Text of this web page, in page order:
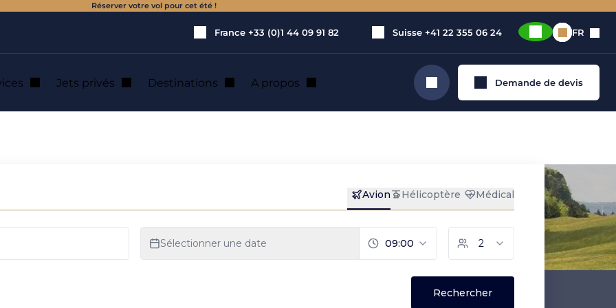
Réserver votre vol pour cet été !
France +33 (0)1 44 09 91 82 Suisse +41 22 355 06 24 FR
Jets privés Destinations A propos Rechercher Demande de devis